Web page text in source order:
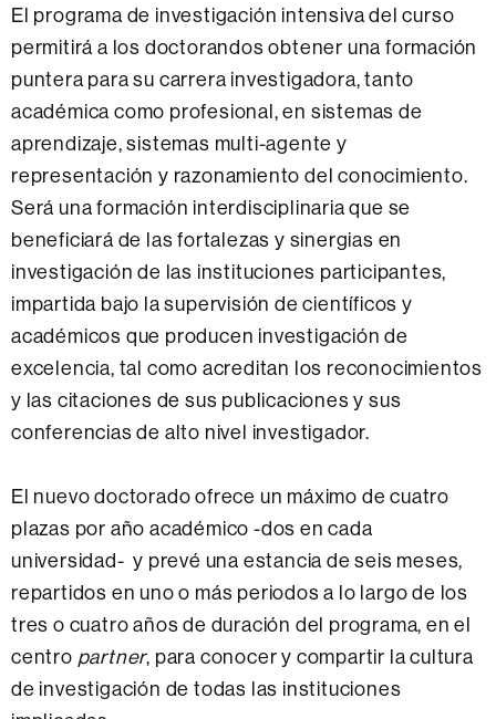
El programa de investigación intensiva del curso
permitirá a los doctorandos obtener una formación
puntera para su carrera investigadora, tanto
académica como profesional, en sistemas de
aprendizaje, sistemas multi-agente y
representación y razonamiento del conocimiento.
Será una formación interdisciplinaria que se
beneficiará de las fortalezas y sinergias en
investigación de las instituciones participantes,
impartida bajo la supervisión de científicos y
académicos que producen investigación de
excelencia, tal como acreditan los reconocimientos
y las citaciones de sus publicaciones y sus
conferencias de alto nivel investigador.
El nuevo doctorado ofrece un máximo de cuatro
plazas por año académico -dos en cada
universidad- y prevé una estancia de seis meses,
repartidos en uno o más periodos a lo largo de los
tres o cuatro años de duración del programa, en el
centro partner, para conocer y compartir la cultura
de investigación de todas las instituciones